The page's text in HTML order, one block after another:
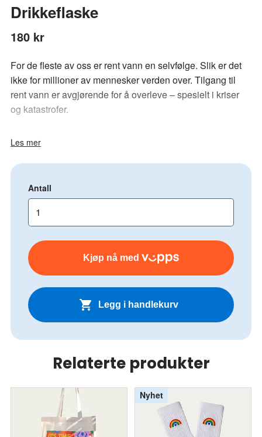
Drikkeflaske
180 kr
For de fleste av oss er rent vann en selvfølge. Slik er det
ikke for millioner av mennesker verden over. Tilgang til
rent vann er avgjørende for å overleve – spesielt i kriser
og katastrofer.
Flasken i rustfritt stål passer for både voksne og barn og
henhold til Matkontaktforskriften, som sikrer at alle
produktkjeden.Den skal kun brukes til kald drikke og
både lokk og flaske må håndvaskes
Motivet er tegnet av vår Plan-ansatt Martine Julianne. Den
er en påminnelse til deg selv og de rundt deg, om at det
nytter å bry seg.
Pengene går til Plans nødhjelpsarbeid.
Les mer
Antall
Kjøp nå med
Legg i handlekurv
Relaterte produkter
Nyhet